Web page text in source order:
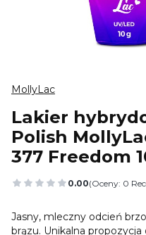
MollyLac
Lakier
Polish
377 Freedom
0.00(Oceny: 0
Przejdź do
Jasny, mleczny odcień
brązu. Unikalna